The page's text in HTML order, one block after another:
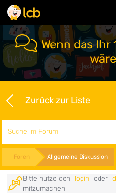
Wenn das Ihr
Zurück zur Liste
Foren Allgemeine Diskussion
Bitte nutze den login oder
mitzumachen.